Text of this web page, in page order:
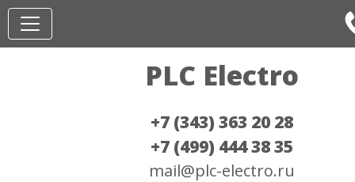
PLC Electro
+7 (343) 363 20 28
+7 (499) 444 38 35
mail@plc-electro.ru